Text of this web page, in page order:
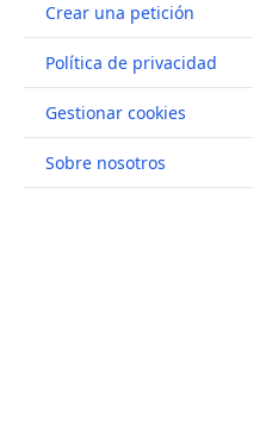
Crear una petición
Política de privacidad
Gestionar cookies
Sobre nosotros